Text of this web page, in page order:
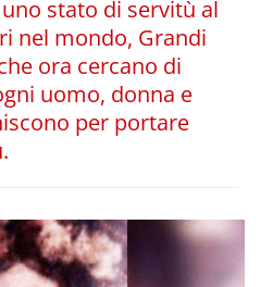
stato di servitù al
nel mondo, Grandi
ora cercano di
uomo, donna e
per portare